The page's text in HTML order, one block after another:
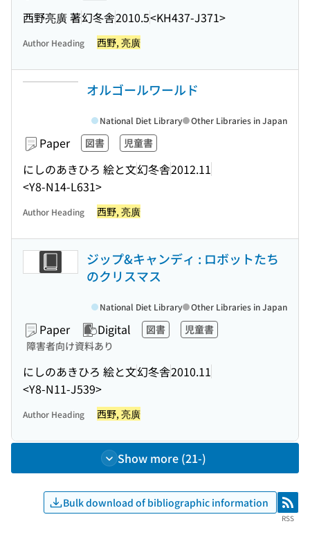
西野亮廣 著幻冬舎2010.5<KH437-J371>
Author Heading 西野, 亮廣
オルゴールワールド
Paper 図書 児童書
にしのあきひろ 絵と文幻冬舎2012.11
<Y8-N14-L631>
National Diet Library Other Libraries in Japan
Author Heading 西野, 亮廣
ジップ&キャンディ : ロボットたち
のクリスマス
Paper Digital 図書
児童書
障害者向け資料あり
にしのあきひろ 絵と文幻冬舎2010.11
<Y8-N11-J539>
National Diet Library Other Libraries in Japan
Author Heading 西野, 亮廣
Show more (21-)
Bulk download of bibliographic information RSS
RSS